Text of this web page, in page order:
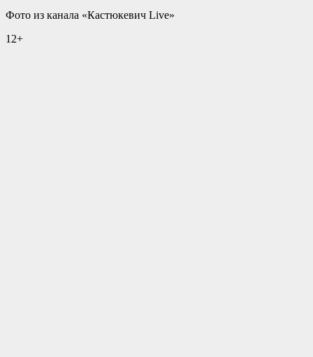
Фото из канала «Кастюкевич Live»
12+